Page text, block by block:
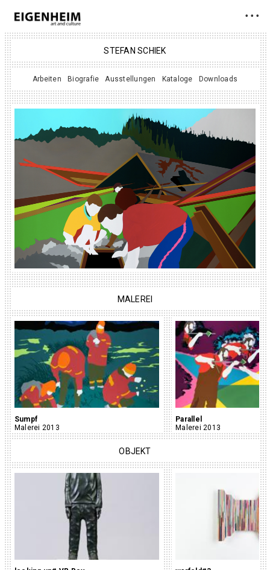
• • •
STEFAN SCHIEK
Arbeiten Biografie Ausstellungen Kataloge Downloads
MALEREI
Sumpf
Malerei 2013
Parallel
Malerei 2013
OBJEKT